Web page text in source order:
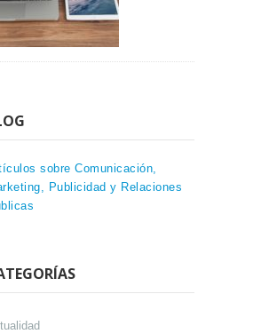
sobre Comunicación,
Publicidad y Relaciones